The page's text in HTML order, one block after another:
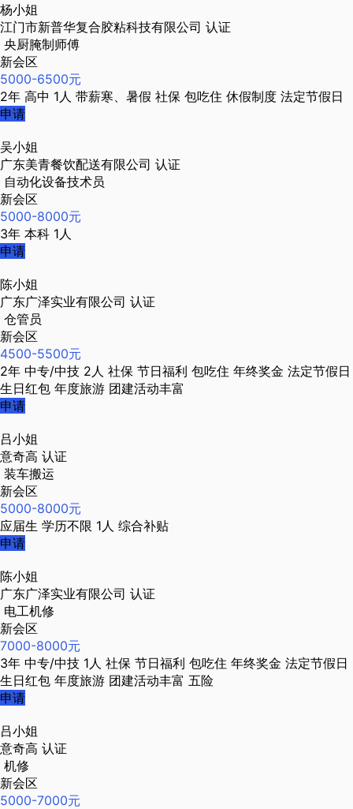
杨小姐
江门市新普华复合胶粘科技有限公司 认证
央厨腌制师傅
新会区
5000-6500元
2年 高中 1人 带薪寒、暑假 社保 包吃住 休假制度 法定节假日
申请
吴小姐
广东美青餐饮配送有限公司 认证
自动化设备技术员
新会区
5000-8000元
3年 本科 1人
申请
陈小姐
广东广泽实业有限公司 认证
仓管员
新会区
4500-5500元
2年 中专/中技 2人 社保 节日福利 包吃住 年终奖金 法定节假日
生日红包 年度旅游 团建活动丰富
申请
吕小姐
意奇高 认证
装车搬运
新会区
5000-8000元
应届生 学历不限 1人 综合补贴
申请
陈小姐
广东广泽实业有限公司 认证
电工机修
新会区
7000-8000元
3年 中专/中技 1人 社保 节日福利 包吃住 年终奖金 法定节假日
生日红包 年度旅游 团建活动丰富 五险
申请
吕小姐
意奇高 认证
机修
新会区
5000-7000元